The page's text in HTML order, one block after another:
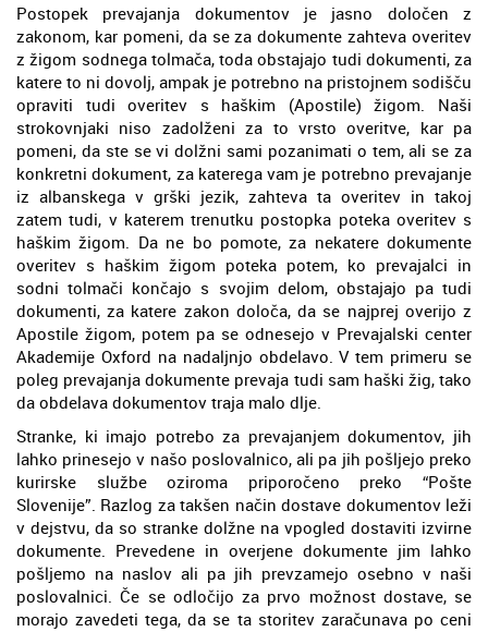
Postopek prevajanja dokumentov je jasno določen z
zakonom, kar pomeni, da se za dokumente zahteva overitev
z žigom sodnega tolmača, toda obstajajo tudi dokumenti, za
katere to ni dovolj, ampak je potrebno na pristojnem sodišču
opraviti tudi overitev s haškim (Apostile) žigom. Naši
strokovnjaki niso zadolženi za to vrsto overitve, kar pa
pomeni, da ste se vi dolžni sami pozanimati o tem, ali se za
konkretni dokument, za katerega vam je potrebno prevajanje
iz albanskega v grški jezik, zahteva ta overitev in takoj
zatem tudi, v katerem trenutku postopka poteka overitev s
haškim žigom. Da ne bo pomote, za nekatere dokumente
overitev s haškim žigom poteka potem, ko prevajalci in
sodni tolmači končajo s svojim delom, obstajajo pa tudi
dokumenti, za katere zakon določa, da se najprej overijo z
Apostile žigom, potem pa se odnesejo v Prevajalski center
Akademije Oxford na nadaljnjo obdelavo. V tem primeru se
poleg prevajanja dokumente prevaja tudi sam haški žig, tako
da obdelava dokumentov traja malo dlje.
Stranke, ki imajo potrebo za prevajanjem dokumentov, jih
lahko prinesejo v našo poslovalnico, ali pa jih pošljejo preko
kurirske službe oziroma priporočeno preko “Pošte
Slovenije”. Razlog za takšen način dostave dokumentov leži
v dejstvu, da so stranke dolžne na vpogled dostaviti izvirne
dokumente. Prevedene in overjene dokumente jim lahko
pošljemo na naslov ali pa jih prevzamejo osebno v naši
poslovalnici. Če se odločijo za prvo možnost dostave, se
morajo zavedeti tega, da se ta storitev zaračunava po ceni